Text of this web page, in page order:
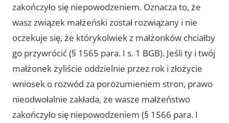
zakończyło się niepowodzeniem. Oznacza to, że
wasz związek małżeński został rozwiązany i nie
oczekuje się, że którykolwiek z małżonków chciałby
go przywrócić (§ 1565 para. I s. 1 BGB). Jeśli ty i twój
małżonek żyliście oddzielnie przez rok i złożycie
wniosek o rozwód za porozumieniem stron, prawo
nieodwołalnie zakłada, że wasze małżeństwo
zakończyło się niepowodzeniem (§ 1566 para. I